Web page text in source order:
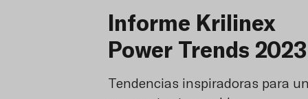
la
red.
Informe Krilinex
Power Trends 2023
Tendencias inspiradoras para